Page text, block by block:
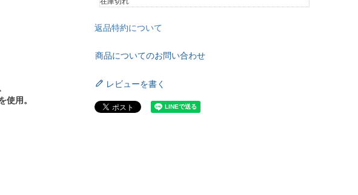
使用。
返品特約について
商品についてのお問い合わせ
レビューを書く